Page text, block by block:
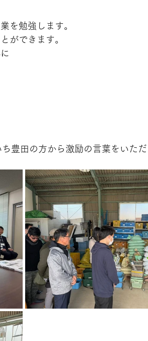
を勉強します。
ができます。
豊田の方から激励の言葉をいただ